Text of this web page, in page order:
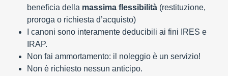
beneficia della massima flessibilità (restituzione,
proroga o richiesta d’acquisto)
I canoni sono interamente deducibili ai fini IRES e
IRAP.
Non fai ammortamento: il noleggio è un servizio!
Non è richiesto nessun anticipo.